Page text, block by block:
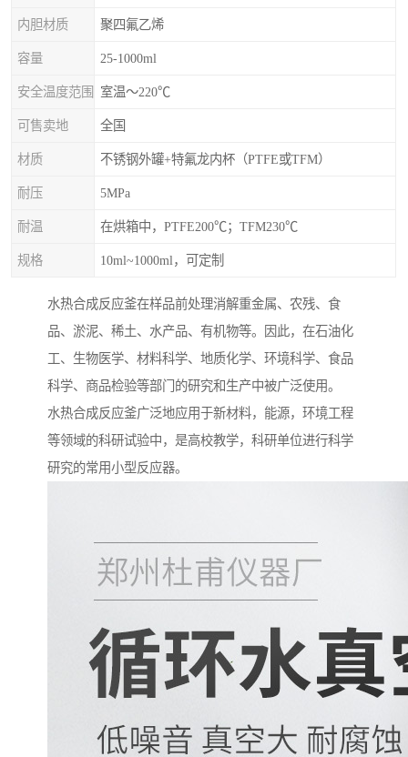
内胆材质 聚四氟乙烯
容量 25-1000ml
安全温度范围 室温～220℃
可售卖地 全国
材质 不锈钢外罐+特氟龙内杯（PTFE或TFM）
耐压 5MPa
耐温 在烘箱中，PTFE200℃；TFM230℃
规格 10ml~1000ml，可定制
水热合成反应釜在样品前处理消解重金属、农残、食
品、淤泥、稀土、水产品、有机物等。因此，在石油化
工、生物医学、材料科学、地质化学、环境科学、食品
科学、商品检验等部门的研究和生产中被广泛使用。
水热合成反应釜广泛地应用于新材料，能源，环境工程
等领域的科研试验中，是高校教学，科研单位进行科学
研究的常用小型反应器。